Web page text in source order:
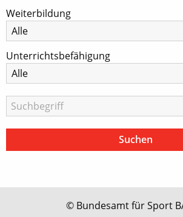
Weiterbildung
Unterrichtsbefähigung
© Bundesamt für Sport